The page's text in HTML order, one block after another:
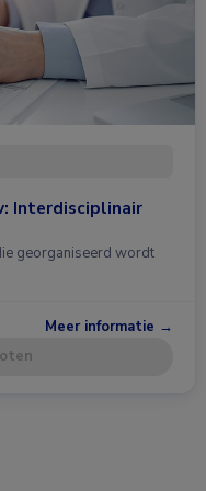
Interdisciplinair
georganiseerd wordt
Meer informatie →